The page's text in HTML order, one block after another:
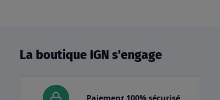
La boutique IGN s'engage